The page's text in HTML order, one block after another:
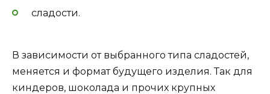
сладости.
В зависимости от выбранного типа сладостей,
меняется и формат будущего изделия. Так для
киндеров, шоколада и прочих крупных